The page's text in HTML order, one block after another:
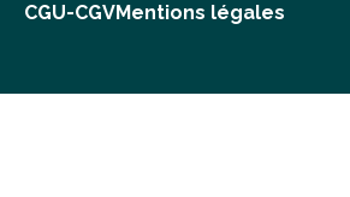
CGU-CGVMentions légales